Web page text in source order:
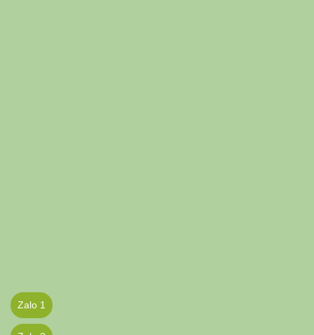
Zalo 1